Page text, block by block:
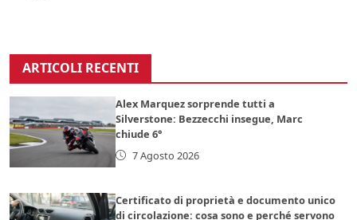
ARTICOLI RECENTI
Alex Marquez sorprende tutti a
Silverstone: Bezzecchi insegue, Marc
chiude 6°
7 Agosto 2026
Certificato di proprietà e documento unico
di circolazione: cosa sono e perché servono